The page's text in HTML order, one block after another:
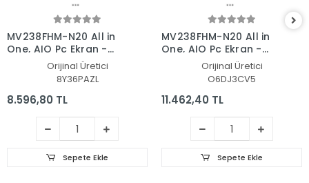
MV238FHM-N20 All in
One, AIO Pc Ekran -
Orijinal Üretici
8Y36PAZL
8.596,80 TL
Sepete Ekle
MV238FHM-N20 All in
One, AIO Pc Ekran -
Orijinal Üretici
O6DJ3CV5
11.462,40 TL
Sepete Ekle